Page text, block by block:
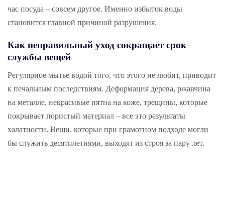
час посуда – совсем другое. Именно избыток воды
становится главной причиной разрушения.
Как неправильный уход сокращает срок
службы вещей
Регулярное мытье водой того, что этого не любит, приводит
к печальным последствиям. Деформация дерева, ржавчина
на металле, некрасивые пятна на коже, трещины, которые
покрывает пористый материал – все это результаты
халатности. Вещи, которые при грамотном подходе могли
бы служить десятилетиями, выходят из строя за пару лет.